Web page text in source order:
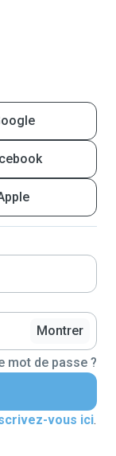
Montrer
mot de passe ?
vous ici.